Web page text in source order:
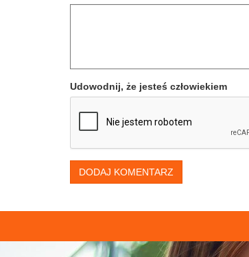
Udowodnij, że jesteś człowiekiem
DODAJ KOMENTARZ